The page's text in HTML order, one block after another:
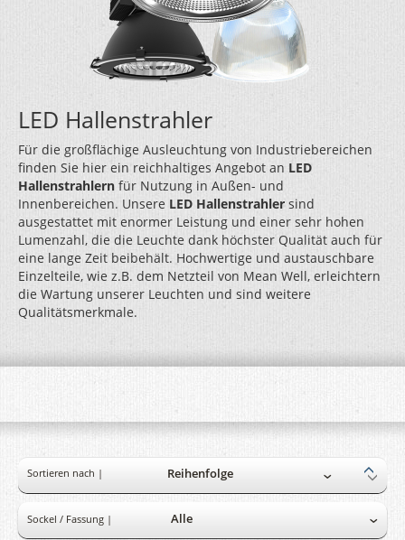
LED Hallenstrahler
Für die großflächige Ausleuchtung von Industriebereichen
finden Sie hier ein reichhaltiges Angebot an LED
Hallenstrahlern für Nutzung in Außen- und
Innenbereichen. Unsere LED Hallenstrahler sind
ausgestattet mit enormer Leistung und einer sehr hohen
Lumenzahl, die die Leuchte dank höchster Qualität auch für
eine lange Zeit beibehält. Hochwertige und austauschbare
Einzelteile, wie z.B. dem Netzteil von Mean Well, erleichtern
die Wartung unserer Leuchten und sind weitere
Qualitätsmerkmale.
Sortieren nach |
Sockel / Fassung |